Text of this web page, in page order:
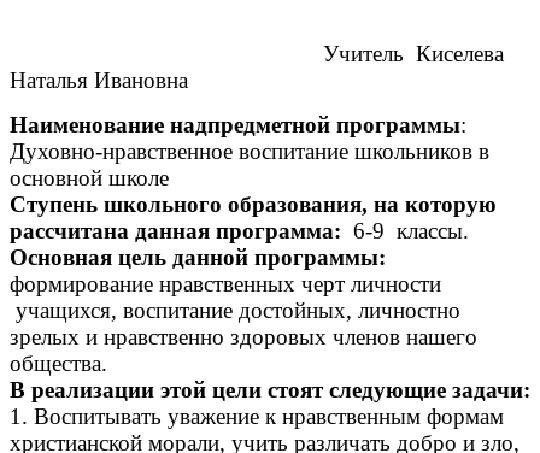
Учитель Киселева
Наталья Ивановна
Наименование надпредметной программы:
Духовно-нравственное воспитание школьников в
основной школе
Ступень школьного образования, на которую
рассчитана данная программа: 6-9 классы.
Основная цель данной программы:
формирование нравственных черт личности
учащихся, воспитание достойных, личностно
зрелых и нравственно здоровых членов нашего
общества.
В реализации этой цели стоят следующие задачи:
1. Воспитывать уважение к нравственным формам
христианской морали, учить различать добро и зло,